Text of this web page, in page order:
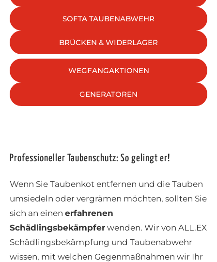
SOFTA TAUBENABWEHR
BRÜCKEN & WIDERLAGER
WEGFANGAKTIONEN
GENERATOREN
Professioneller Taubenschutz: So gelingt er!
Wenn Sie Taubenkot entfernen und die Tauben
umsiedeln oder vergrämen möchten, sollten Sie
sich an einen erfahrenen
Schädlingsbekämpfer wenden. Wir von ALL.EX
Schädlingsbekämpfung und Taubenabwehr
wissen, mit welchen Gegenmaßnahmen wir Ihr